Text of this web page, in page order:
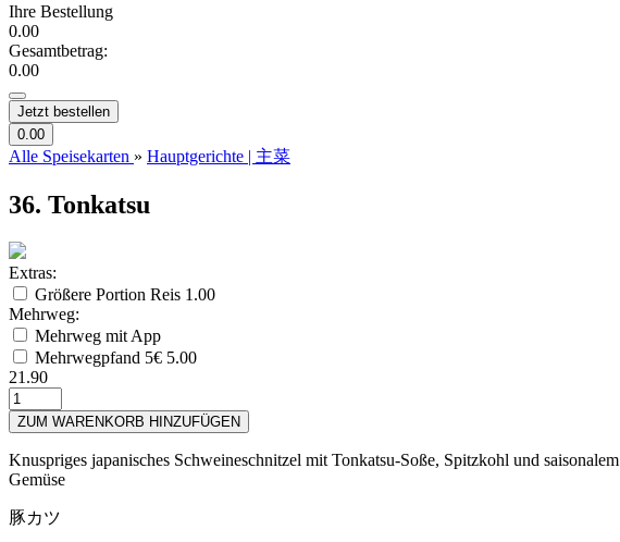
Ihre Bestellung
0.00
Gesamtbetrag:
0.00
Jetzt bestellen
0.00
Alle Speisekarten » Hauptgerichte | 主菜
36. Tonkatsu
Extras:
Größere Portion Reis 1.00
Mehrweg:
Mehrweg mit App
Mehrwegpfand 5€ 5.00
21.90
ZUM WARENKORB HINZUFÜGEN
Knuspriges japanisches Schweineschnitzel mit Tonkatsu-Soße, Spitzkohl und saisonalem
Gemüse
豚カツ